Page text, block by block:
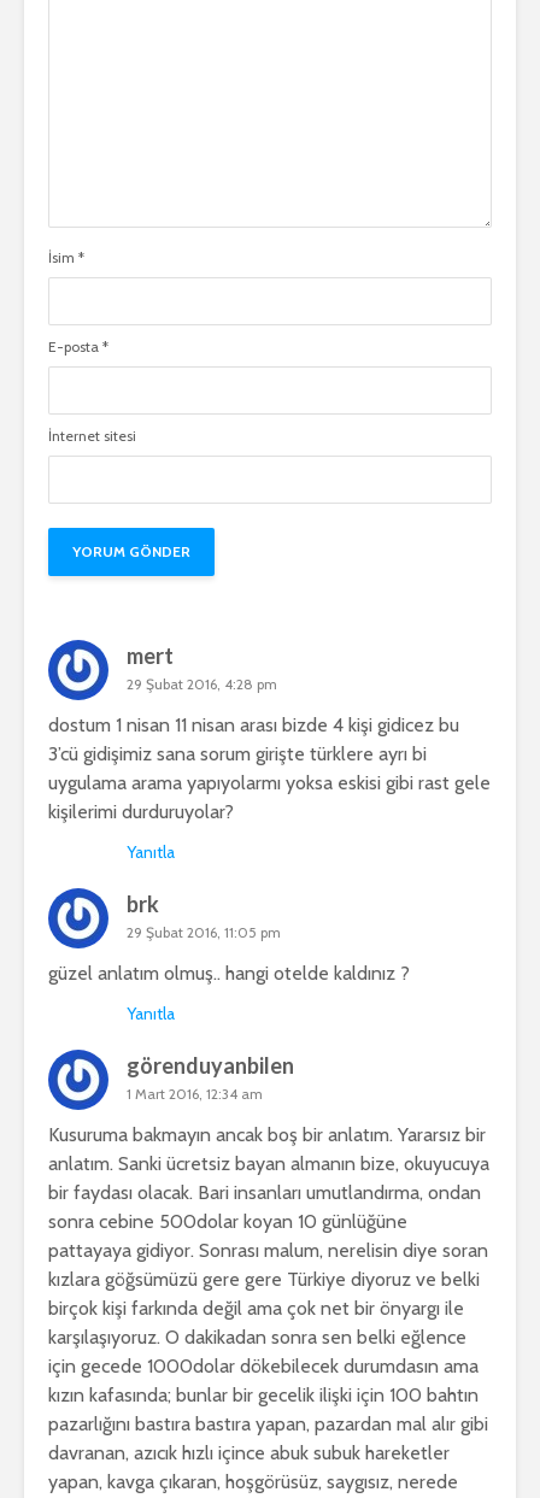
İsim *
E-posta *
İnternet sitesi
mert
29 Şubat 2016, 4:28 pm
dostum 1 nisan 11 nisan arası bizde 4 kişi gidicez bu
3’cü gidişimiz sana sorum girişte türklere ayrı bi
uygulama arama yapıyolarmı yoksa eskisi gibi rast gele
kişilerimi durduruyolar?
Yanıtla
brk
29 Şubat 2016, 11:05 pm
güzel anlatım olmuş.. hangi otelde kaldınız ?
Yanıtla
görenduyanbilen
1 Mart 2016, 12:34 am
Kusuruma bakmayın ancak boş bir anlatım. Yararsız bir
anlatım. Sanki ücretsiz bayan almanın bize, okuyucuya
bir faydası olacak. Bari insanları umutlandırma, ondan
sonra cebine 500dolar koyan 10 günlüğüne
pattayaya gidiyor. Sonrası malum, nerelisin diye soran
kızlara göğsümüzü gere gere Türkiye diyoruz ve belki
birçok kişi farkında değil ama çok net bir önyargı ile
karşılaşıyoruz. O dakikadan sonra sen belki eğlence
için gecede 1000dolar dökebilecek durumdasın ama
kızın kafasında; bunlar bir gecelik ilişki için 100 bahtın
pazarlığını bastıra bastıra yapan, pazardan mal alır gibi
davranan, azıcık hızlı içince abuk subuk hareketler
yapan, kavga çıkaran, hoşgörüsüz, saygısız, nerede